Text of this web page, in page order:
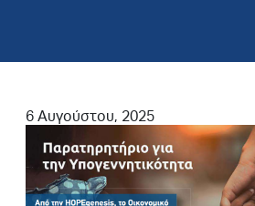
6 Αυγούστου, 2025